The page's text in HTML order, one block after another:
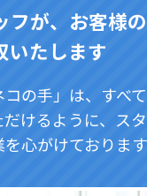
フが、お客様
いたします
の手」は、すべ
だけるように、ス
心がけております